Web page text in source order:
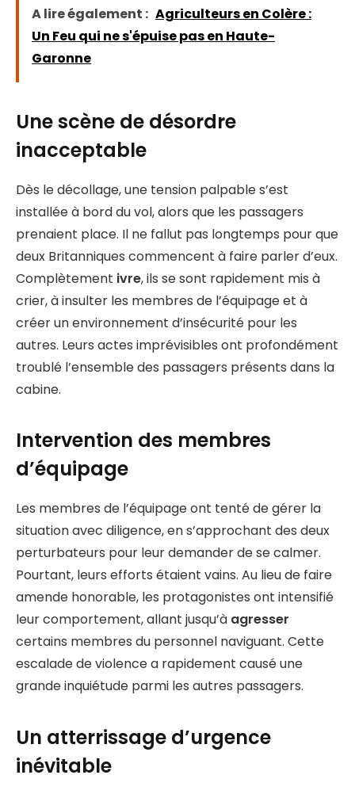
A lire également : Agriculteurs en Colère :
Un Feu qui ne s'épuise pas en Haute-
Garonne
Une scène de désordre
inacceptable
Dès le décollage, une tension palpable s’est
installée à bord du vol, alors que les passagers
prenaient place. Il ne fallut pas longtemps pour que
deux Britanniques commencent à faire parler d’eux.
Complètement ivre, ils se sont rapidement mis à
crier, à insulter les membres de l’équipage et à
créer un environnement d’insécurité pour les
autres. Leurs actes imprévisibles ont profondément
troublé l’ensemble des passagers présents dans la
cabine.
Intervention des membres
d’équipage
Les membres de l’équipage ont tenté de gérer la
situation avec diligence, en s’approchant des deux
perturbateurs pour leur demander de se calmer.
Pourtant, leurs efforts étaient vains. Au lieu de faire
amende honorable, les protagonistes ont intensifié
leur comportement, allant jusqu’à agresser
certains membres du personnel naviguant. Cette
escalade de violence a rapidement causé une
grande inquiétude parmi les autres passagers.
Un atterrissage d’urgence
inévitable